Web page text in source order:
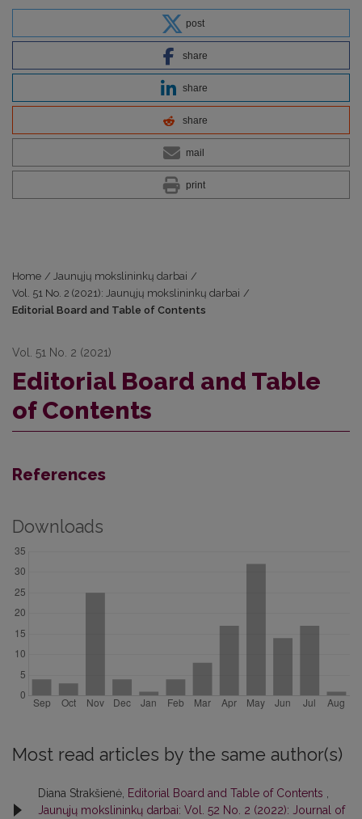
post
share
share
share
mail
print
Home / Jaunųjų mokslininkų darbai /
Vol. 51 No. 2 (2021): Jaunųjų mokslininkų darbai /
Editorial Board and Table of Contents
Vol. 51 No. 2 (2021)
Editorial Board and Table
of Contents
References
Downloads
Most read articles by the same author(s)
Diana Strakšienė, Editorial Board and Table of Contents
Jaunųjų mokslininkų darbai: Vol. 52 No. 2 (2022): Journal of